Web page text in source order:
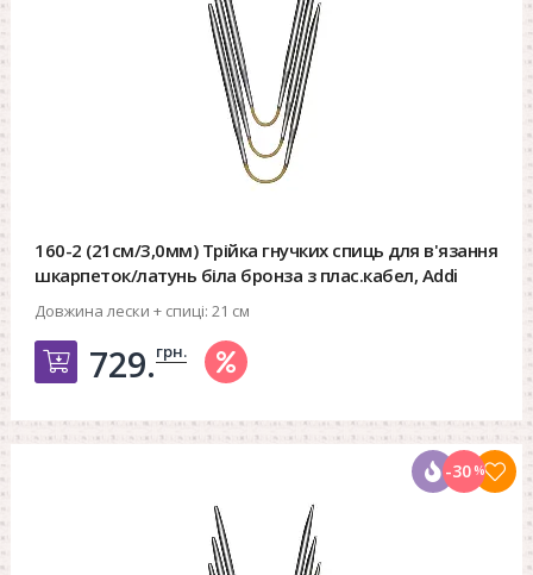
160-2 (21см/3,0мм) Трійка гнучких спиць для в'язання
шкарпеток/латунь біла бронза з плас.кабел, Addi
Довжина лески + спиці: 21 см
Добавить в корзину
729.грн.
-30%